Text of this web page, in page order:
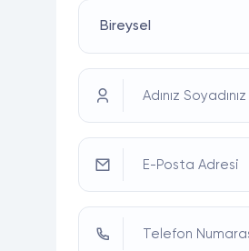
Adınız Soyadınız
E-Posta Adresi
Telefon